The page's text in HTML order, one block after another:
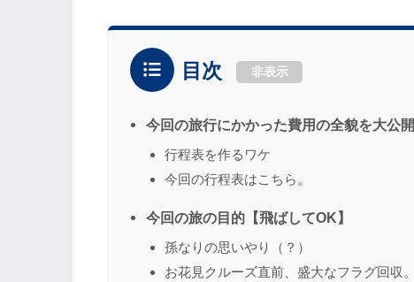
目次 非表示
今回の旅行にかかった費用の全貌を大公開
行程表を作るワケ
今回の行程表はこちら。
今回の旅の目的【飛ばしてOK】
孫なりの思いやり（？）
お花見クルーズ直前、盛大なフラグ回収。